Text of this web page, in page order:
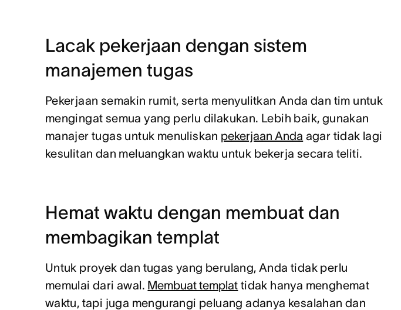
Lacak pekerjaan dengan sistem
manajemen tugas
Pekerjaan semakin rumit, serta menyulitkan Anda dan tim untuk
mengingat semua yang perlu dilakukan. Lebih baik, gunakan
manajer tugas untuk menuliskan pekerjaan Anda agar tidak lagi
kesulitan dan meluangkan waktu untuk bekerja secara teliti.
Hemat waktu dengan membuat dan
membagikan templat
Untuk proyek dan tugas yang berulang, Anda tidak perlu
memulai dari awal. Membuat templat tidak hanya menghemat
waktu, tapi juga mengurangi peluang adanya kesalahan dan